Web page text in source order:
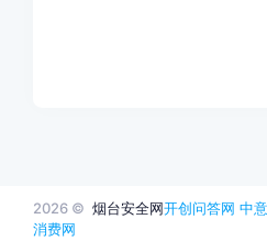
2026 © 烟台安全网开创问答网 中
消费网